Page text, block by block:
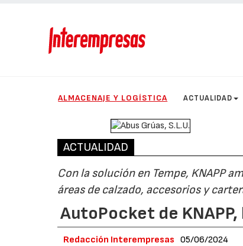
ALMACENAJE Y LOGÍSTICA ACTUALIDAD
ACTUALIDAD
Con la solución en Tempe, KNAPP
áreas de calzado, accesorios y
AutoPocket de
Redacción Interempresas 05/06/2024